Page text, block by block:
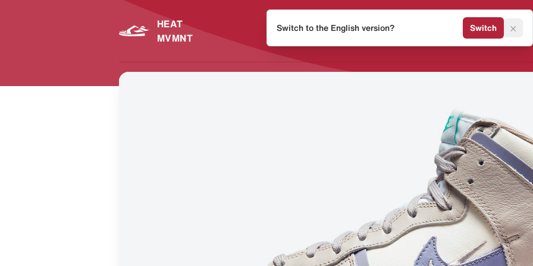
HEAT
MVMNT
Release Kalender Sneaker
Switch to the English version? Switch ×